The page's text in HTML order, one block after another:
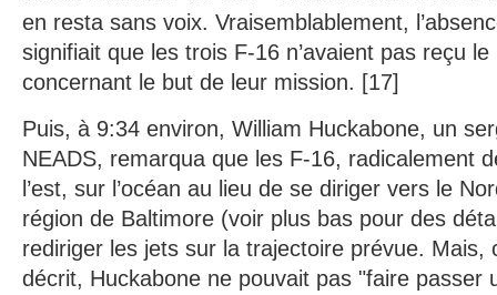
en resta sans voix. Vraisemblablement,
signifiait que les trois F-16 n’avaient pas reçu
concernant le but de leur mission. [17]
Puis, à 9:34 environ, William Huckabone, un
NEADS, remarqua que les F-16, radicalement
l’est, sur l’océan au lieu de se diriger vers le
région de Baltimore (voir plus bas pour des
rediriger les jets sur la trajectoire prévue. Mais,
décrit, Huckabone ne pouvait pas "faire passer